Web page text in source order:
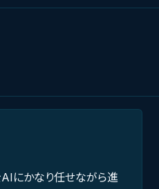
にかなり任せながら進